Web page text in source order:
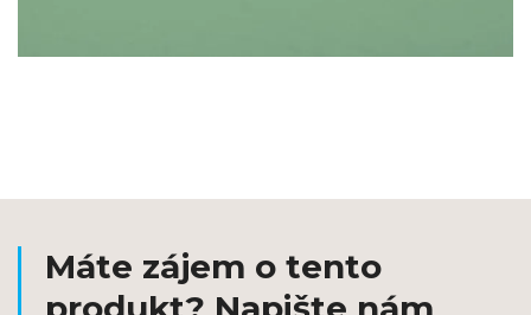
Máte zájem o tento